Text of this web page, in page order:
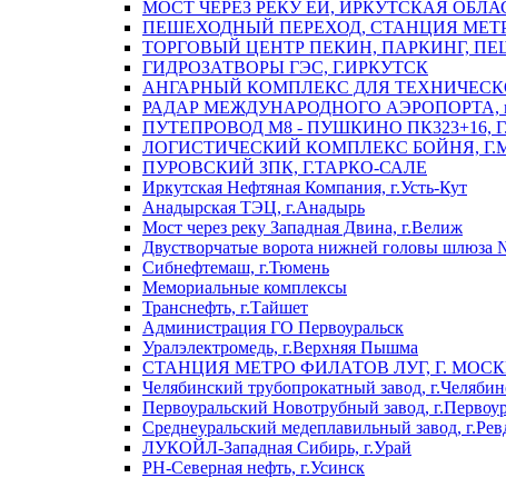
МОСТ ЧЕРЕЗ РЕКУ ЕЙ, ИРКУТСКАЯ
ПЕШЕХОДНЫЙ ПЕРЕХОД, СТАНЦИЯ
ТОРГОВЫЙ ЦЕНТР ПЕКИН, ПАРКИНГ,
ГИДРОЗАТВОРЫ ГЭС, Г.ИРКУТСК
АНГАРНЫЙ КОМПЛЕКС ДЛЯ
РАДАР МЕЖДУНАРОДНОГО АЭРОПОРТА,
ПУТЕПРОВОД М8 - ПУШКИНО ПК323+16,
ЛОГИСТИЧЕСКИЙ КОМПЛЕКС БОЙНЯ,
ПУРОВСКИЙ ЗПК, Г.ТАРКО-САЛЕ
Иркутская Нефтяная Компания, г.Усть-Кут
Анадырская ТЭЦ, г.Анадырь
Мост через реку Западная Двина, г.Велиж
Двустворчатые ворота нижней головы
Сибнефтемаш, г.Тюмень
Мемориальные комплексы
Транснефть, г.Тайшет
Администрация ГО Первоуральск
Уралэлектромедь, г.Верхняя Пышма
СТАНЦИЯ МЕТРО ФИЛАТОВ ЛУГ, Г.
Челябинский трубопрокатный завод,
Первоуральский Новотрубный завод,
Среднеуральский медеплавильный завод,
ЛУКОЙЛ-Западная Сибирь, г.Урай
РН-Северная нефть, г.Усинск